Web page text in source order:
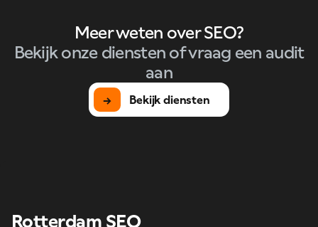
Meer weten over SEO?
Bekijk onze diensten of vraag een audit
aan
→ Bekijk diensten
Rotterdam SEO